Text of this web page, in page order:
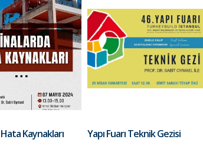
Kaynakları
Yapı Fuarı Teknik Gezisi